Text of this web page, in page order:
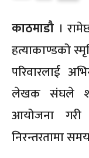
काठमाडौ ।
हत्याकाण्डको
परिवारलाई
लेखक संघले
आयोजना
निरन्तरतामा